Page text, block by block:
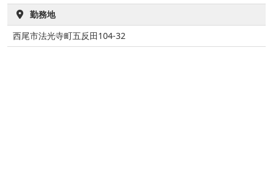
勤務地
西尾市法光寺町五反田104-32